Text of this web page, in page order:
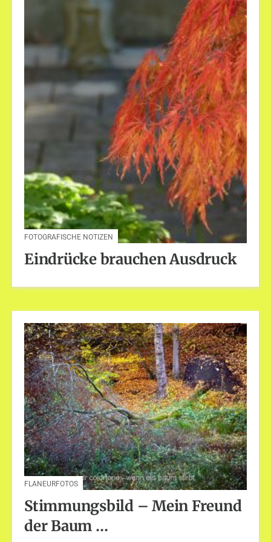
FOTOGRAFISCHE NOTIZEN
Eindrücke brauchen Ausdruck
FLANEURFOTOS
Stimmungsbild – Mein Freund
der Baum …